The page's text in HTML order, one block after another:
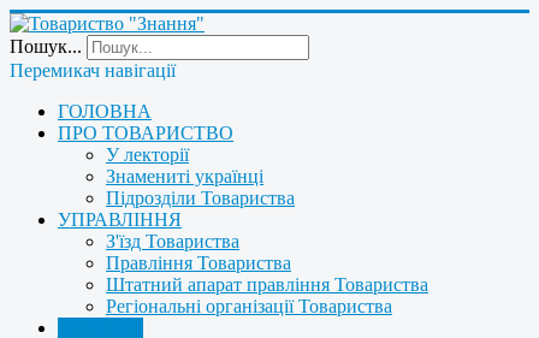
Пошук...
Перемикач навігації
ГОЛОВНА
ПРО ТОВАРИСТВО
У лекторії
Знамениті українці
Підрозділи Товариства
УПРАВЛІННЯ
З'їзд Товариства
Правління Товариства
Штатний апарат правління Товариства
Регіональні організації Товариства